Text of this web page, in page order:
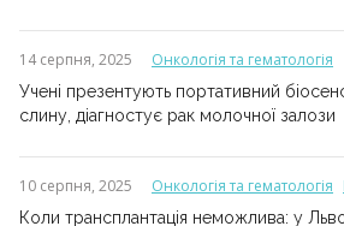
14 серпня, 2025 Онкологія та гематологія
Учені презентують портативний
слину, діагностує рак молочної залози
10 серпня, 2025 Онкологія та гематологія
Коли трансплантація неможлива: у